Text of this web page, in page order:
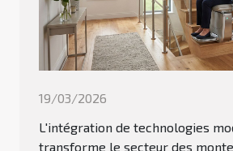
19/03/2026
L'intégration de technologies
transforme le secteur des